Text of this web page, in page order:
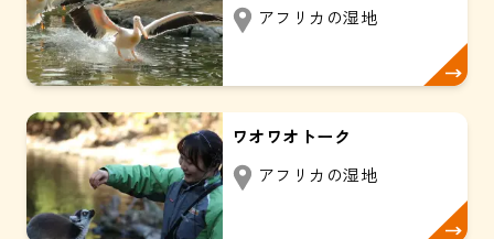
アフリカの湿地
ワオワオトーク
アフリカの湿地